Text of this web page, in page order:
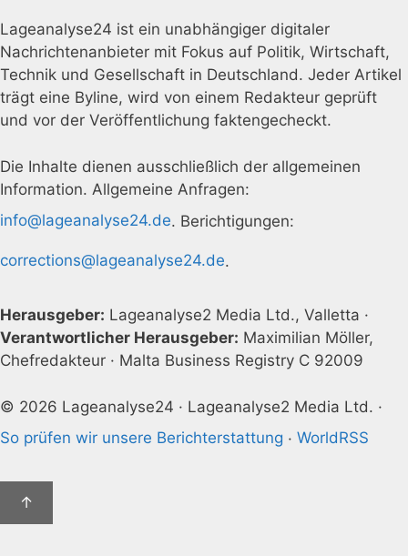
Lageanalyse24 ist ein unabhängiger digitaler
Nachrichtenanbieter mit Fokus auf Politik, Wirtschaft,
Technik und Gesellschaft in Deutschland. Jeder Artikel
trägt eine Byline, wird von einem Redakteur geprüft
und vor der Veröffentlichung faktengecheckt.
Die Inhalte dienen ausschließlich der allgemeinen
Information. Allgemeine Anfragen:
info@lageanalyse24.de. Berichtigungen:
corrections@lageanalyse24.de.
Herausgeber: Lageanalyse2 Media Ltd., Valletta ·
Verantwortlicher Herausgeber: Maximilian Möller,
Chefredakteur · Malta Business Registry C 92009
© 2026 Lageanalyse24 · Lageanalyse2 Media Ltd. ·
So prüfen wir unsere Berichterstattung · WorldRSS
↑